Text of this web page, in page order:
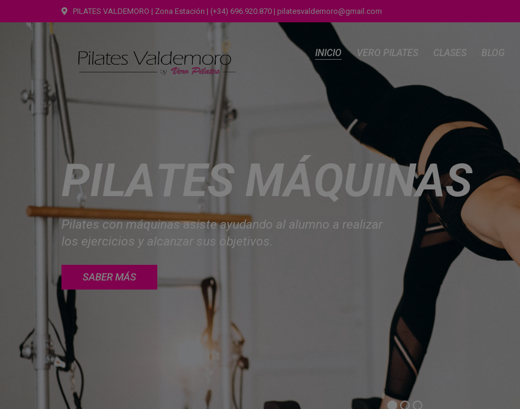
PILATES VALDEMORO | Zona Estación | (+34) 696.920.870 | pilatesvaldemoro@gmail.com
INICIO VERO PILATES CLASES BLOG
PILATES MÁQUINAS
Pilates con máquinas asiste ayudando al alumno a realizar
los ejercicios y alcanzar sus objetivos.
SABER MÁS